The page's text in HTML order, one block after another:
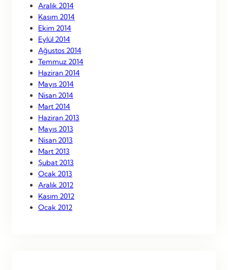
Aralık 2014
Kasım 2014
Ekim 2014
Eylül 2014
Ağustos 2014
Temmuz 2014
Haziran 2014
Mayıs 2014
Nisan 2014
Mart 2014
Haziran 2013
Mayıs 2013
Nisan 2013
Mart 2013
Şubat 2013
Ocak 2013
Aralık 2012
Kasım 2012
Ocak 2012